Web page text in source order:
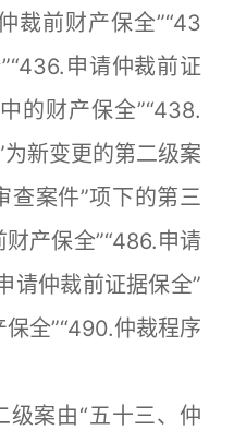
裁前财产保全”“43
申请仲裁前证
的财产保全”“438.
新变更的第二级案
查案件”项下的第三
产保全”“486.申请
请仲裁前证据保全”
全”“490.仲裁程序
案由“五十三、仲